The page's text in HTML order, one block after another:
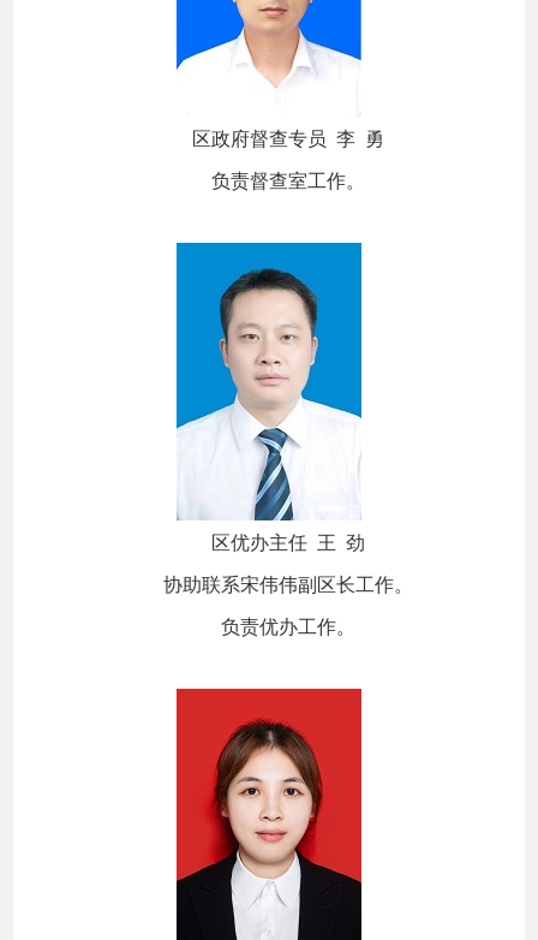
区政府督查专员 李 勇
负责督查室工作。
区优办主任 王 劲
协助联系宋伟伟副区长工作。
负责优办工作。